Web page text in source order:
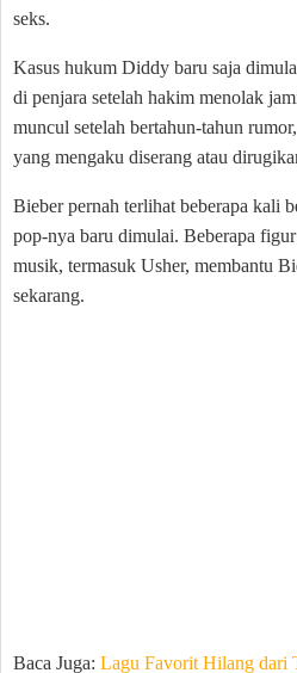
seks.
Kasus hukum Diddy baru saja
di penjara setelah hakim menolak
muncul setelah bertahun-tahun
yang mengaku diserang atau
Bieber pernah terlihat beberapa kali
pop-nya baru dimulai. Beberapa
musik, termasuk Usher, membantu
sekarang.
Baca Juga: Lagu Favorit Hilang dari